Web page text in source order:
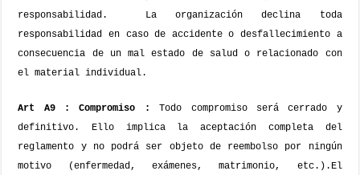
responsabilidad.
La organización declina toda
responsabilidad en caso de accidente o desfallecimiento a
consecuencia de un mal estado de salud o relacionado con
el material individual.
Art A9 : Compromiso :
Todo compromiso será cerrado y
definitivo. Ello implica la aceptación completa del
reglamento y no podrá ser objeto de reembolso por ningún
motivo (enfermedad, exámenes, matrimonio, etc.). El